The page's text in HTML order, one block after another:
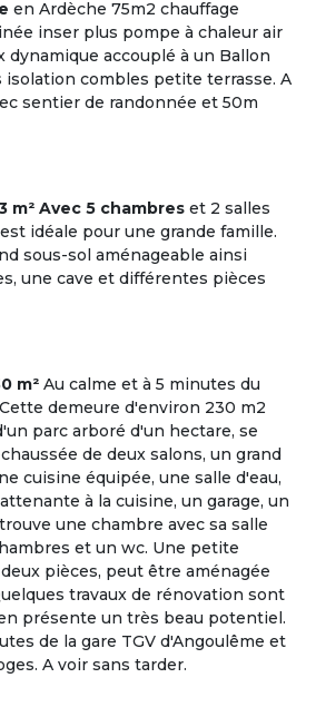
en Ardèche 75m2 chauffage
inser plus pompe à chaleur air
dynamique accouplé à un Ballon
isolation combles petite terrasse. A
sentier de randonnée et 50m
m² Avec 5 chambres et 2 salles
idéale pour une grande famille.
sous-sol aménageable ainsi
une cave et différentes pièces
m² Au calme et à 5 minutes du
demeure d'environ 230 m2
parc arboré d'un hectare, se
de deux salons, un grand
cuisine équipée, une salle d'eau,
à la cuisine, un garage, un
une chambre avec sa salle
et un wc. Une petite
pièces, peut être aménagée
travaux de rénovation sont
présente un très beau potentiel.
de la gare TGV d'Angoulême et
A voir sans tarder.
co-acheteurs souhaitent venir visiter
coacheteur : 86,646 €
Nouvelle-
mon profil